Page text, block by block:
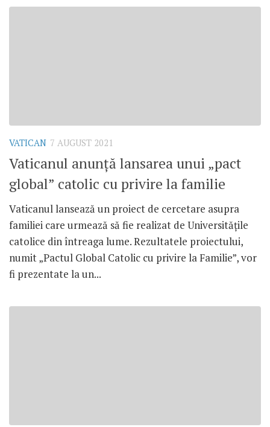
VATICAN 7 AUGUST 2021
Vaticanul anunță lansarea unui „pact
global” catolic cu privire la familie
Vaticanul lansează un proiect de cercetare asupra
familiei care urmează să fie realizat de Universitățile
catolice din întreaga lume. Rezultatele proiectului,
numit „Pactul Global Catolic cu privire la Familie”, vor
fi prezentate la un...